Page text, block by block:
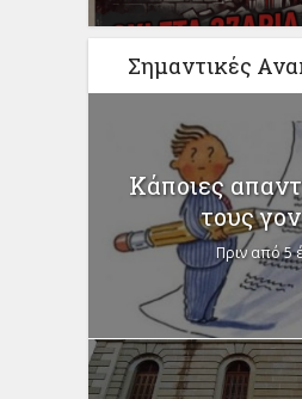
Σημαντικές
Κάποιες
τους
Πριν από 5